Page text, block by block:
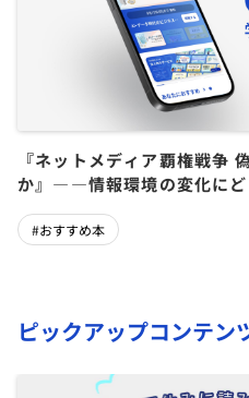
『ネットメディア覇権戦争
か』――情報環境の変化にど
#おすすめ本
ピックアップコンテン